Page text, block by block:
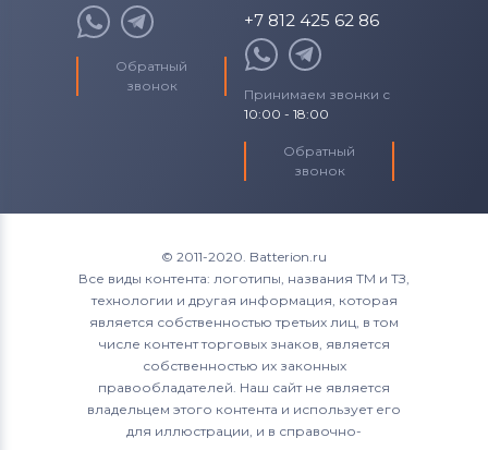
Обратный
звонок
+7 812 425 62 86
Принимаем звонки с
10:00 - 18:00
Обратный
звонок
© 2011-2020. Batterion.ru
Все виды контента: логотипы, названия ТМ и ТЗ,
технологии и другая информация, которая
является собственностью третьих лиц, в том
числе контент торговых знаков, является
собственностью их законных
правообладателей. Наш сайт не является
владельцем этого контента и использует его
для иллюстрации, и в справочно-